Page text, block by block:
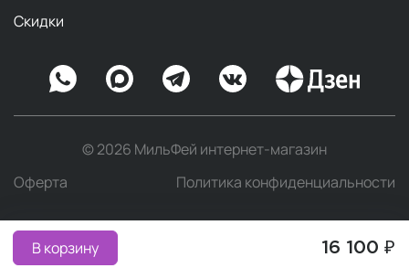
В корзину 16 100 ₽
Скидки
© 2026 МильФей интернет-магазин
Оферта
Политика конфиденциальности